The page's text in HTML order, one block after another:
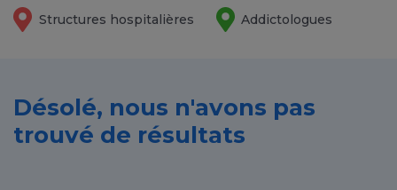
Structures hospitalières
Addictologues
Désolé, nous n'avons pas
trouvé de résultats